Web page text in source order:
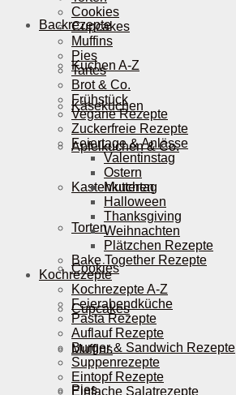
Backrezepte
Kuchen A-Z
Käsekuchen
Apfelkuchen & Co.
Kastenkuchen
Torten
Cookies
Cupcakes
Muffins
Pies
Cookies
Cupcakes
Muffins
Pies
Tartes
Brot & Co.
Frühstück
Vegane Rezepte
Zuckerfreie Rezepte
Feiertage & Anlässe
Valentinstag
Ostern
Muttertag
Halloween
Thanksgiving
Weihnachten
Plätzchen Rezepte
Bake Together Rezepte
Kochrezepte
Kochrezepte A-Z
Feierabendküche
Pasta Rezepte
Auflauf Rezepte
Burger & Sandwich Rezepte
Suppenrezepte
Eintopf Rezepte
Einfache Salatrezepte